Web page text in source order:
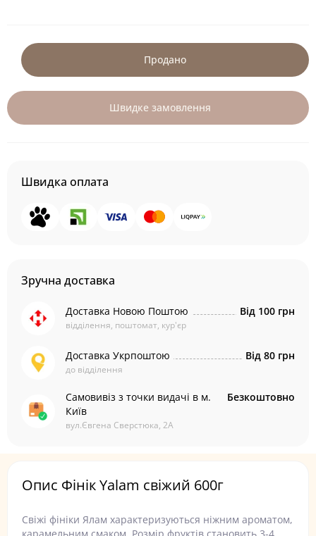
Продано
Швидке замовлення
Швидка оплата
Зручна доставка
Доставка Новою Поштою
відділення, поштомат, кур'єр
Від 100 грн
Доставка Укрпоштою
до відділення
Від 80 грн
Самовивіз з точки видачі в м.
Київ
вул.Євгена Сверстюка, 2А
Безкоштовно
Опис Фінік Yalam свіжий 600г
Свіжі фініки Ялам характеризуються ніжним ароматом,